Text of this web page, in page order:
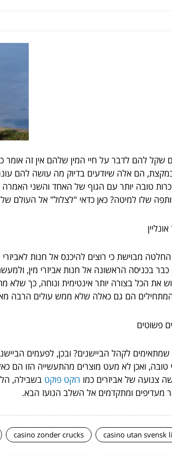
להם לדבר על חיי המין שלהם אין זה אומר
במקצת, הם אלה שיודעים בדיוק מה עושה להם
טובה יותר עם הגוף של האחד והשני האמרה
שלו למיטה? כאן כדאי "לצלול" אל העולם של
מבוישת כי רוצים להיכנס אל חנות
בכניסה הראשונה אל חנות אביזרי מין,
את הכל בצורה יותר אינטימית ונוחה, כך שלא
הם גם כאלה שלא ממש עולים הרבה
פשוטים
לקהל הביישנים? ובכן, לפעמים
טובה, ואכן לא מעט מוצרים מהתעשייה הזו הם
צנועה של אביזרים כמו רוקט פוקט בשבילה,
מעדיפים ומתקדמים אל השלב הנועז הבא.
casino utan svensk
casino zonder crucks